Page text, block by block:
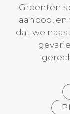
Groenten
aanbod,
dat we